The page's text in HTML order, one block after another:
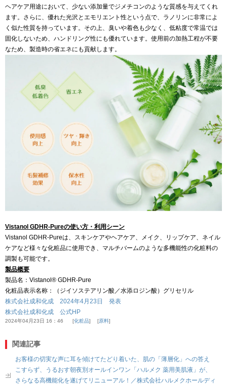
ヘアケア用途において、少ない添加量でジメチコンのような質感を与えてくれ
ます。さらに、優れた光沢とエモリエント性という点で、ラノリンに非常によ
く似た性質を持っています。その上、臭いや着色も少なく、低粘度で常温では
固化しないため、ハンドリング性にも優れています。使用前の加熱工程が不要
なため、製造時の省エネにも貢献します。
Vistanol GDHR-Pureの使い方・利用シーン
Vistanol GDHR-Pureは、スキンケアやヘアケア、メイク、リップケア、ネイル
ケアなど様々な化粧品に使用でき、マルチバームのような多機能性の化粧料の
調製も可能です。
製品概要
製品名：Vistanol® GDHR-Pure
化粧品表示名称：（ジイソステアリン酸／水添ロジン酸）グリセリル
株式会社成和化成 2024年4月23日 発表
株式会社成和化成 公式HP
2024年04月23日 16：46 化粧品 原料
関連記事
お客様の切実な声に耳を傾けてたどり着いた、肌の「薄層化」への答え
こすらず、うるおす朝夜別オールインワン「ハルメク 薬用美肌液」が、
さらなる高機能化を遂げてリニューアル！／株式会社ハルメクホールディ